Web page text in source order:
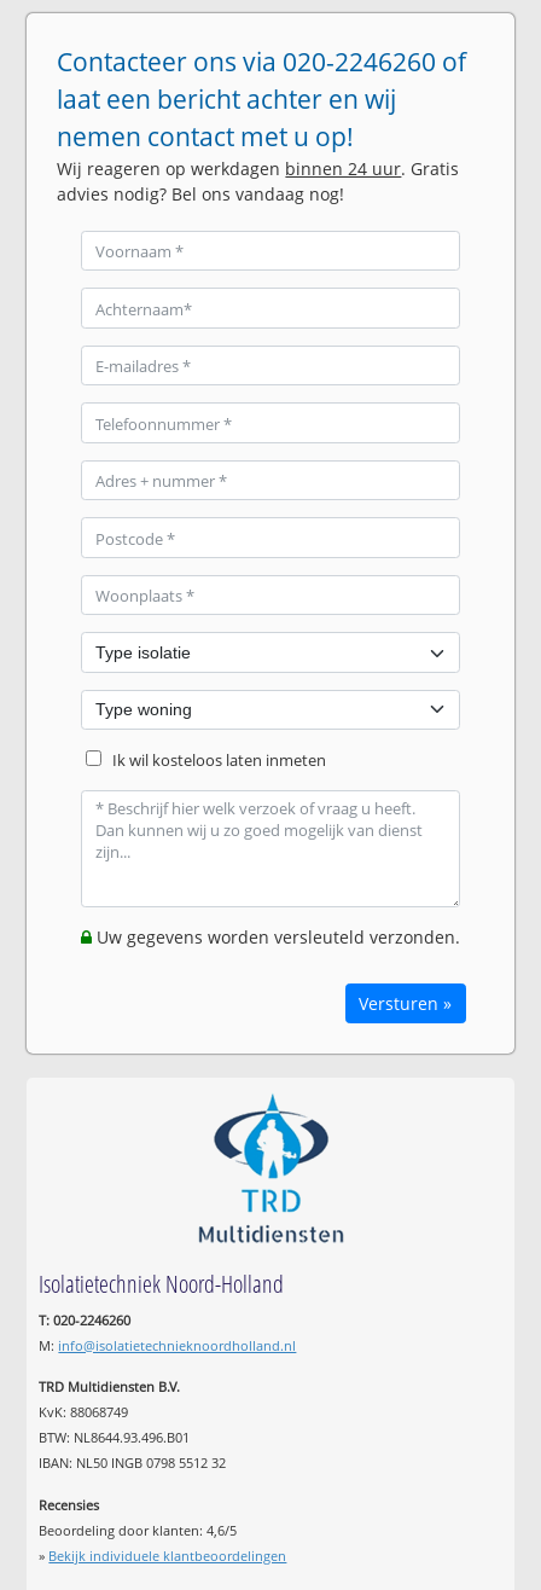
Contacteer ons via 020-2246260 of
laat een bericht achter en wij
nemen contact met u op!
Wij reageren op werkdagen binnen 24 uur. Gratis
advies nodig? Bel ons vandaag nog!
Ik wil kosteloos laten inmeten
Uw gegevens worden versleuteld verzonden.
Versturen »
Isolatietechniek Noord-Holland
T: 020-2246260
M: info@isolatietechnieknoordholland.nl
TRD Multidiensten B.V.
KvK: 88068749
BTW: NL8644.93.496.B01
IBAN: NL50 INGB 0798 5512 32
Recensies
Beoordeling door klanten:4,6/5
» Bekijk individuele klantbeoordelingen